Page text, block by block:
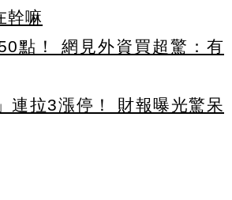
幹嘛
點！ 網見外資買超驚：有
連拉3漲停！ 財報曝光驚呆